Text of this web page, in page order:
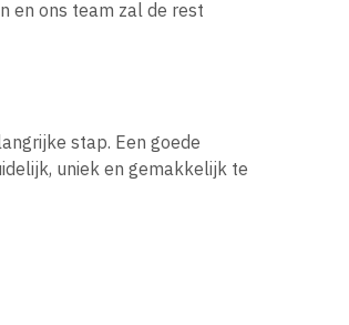
en ons team zal de rest
stap. Een goede
uniek en gemakkelijk te